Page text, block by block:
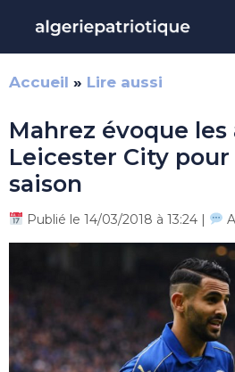
contenu
Accueil » Lire aussi
Mahrez évoque
Leicester City
saison
Publié le 14/03/2018 à 13:24 |